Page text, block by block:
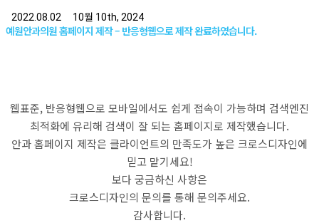
2022.08.02 10월 10th, 2024
예원안과의원 홈페이지 제작 – 반응형웹으로 제작 완료하였습니다.
웹표준, 반응형웹으로 모바일에서도 쉽게 접속이 가능하며 검색엔진
최적화에 유리해 검색이 잘 되는 홈페이지로 제작했습니다.
안과 홈페이지 제작은 클라이언트의 만족도가 높은 크로스디자인에
믿고 맡기세요!
보다 궁금하신 사항은
크로스디자인의 문의를 통해 문의주세요.
감사합니다.